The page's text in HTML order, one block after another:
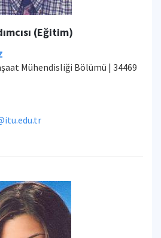
(Eğitim)
Mühendisliği Bölümü | 34469